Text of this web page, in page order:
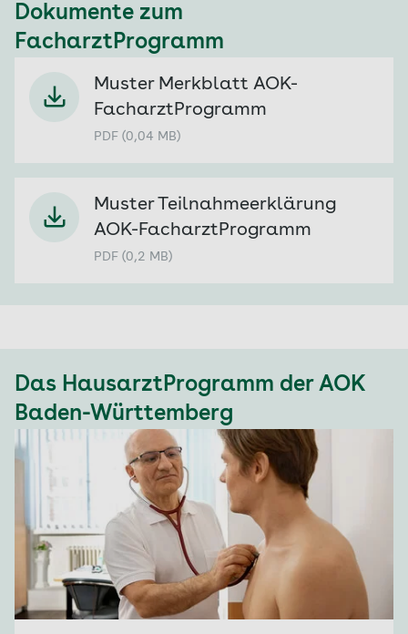
Dokumente zum
FacharztProgramm
Muster Merkblatt AOK-
FacharztProgramm
PDF (0,04 MB)
Muster Teilnahmeerklärung
AOK-FacharztProgramm
PDF (0,2 MB)
Das HausarztProgramm der AOK
Baden-Württemberg